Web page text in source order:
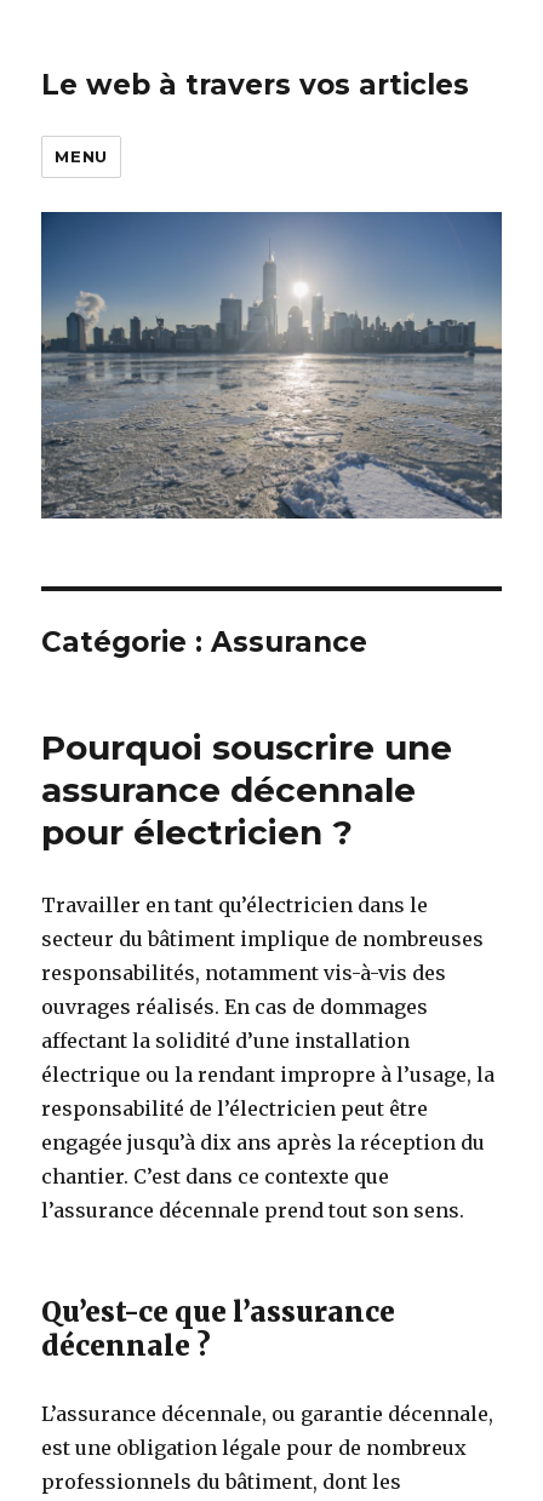
Le web à travers vos articles
MENU
Catégorie : Assurance
Pourquoi souscrire une
assurance décennale
pour électricien ?
Travailler en tant qu’électricien dans le
secteur du bâtiment implique de nombreuses
responsabilités, notamment vis-à-vis des
ouvrages réalisés. En cas de dommages
affectant la solidité d’une installation
électrique ou la rendant impropre à l’usage, la
responsabilité de l’électricien peut être
engagée jusqu’à dix ans après la réception du
chantier. C’est dans ce contexte que
l’assurance décennale prend tout son sens.
Qu’est-ce que l’assurance
décennale ?
L’assurance décennale, ou garantie décennale,
est une obligation légale pour de nombreux
professionnels du bâtiment, dont les